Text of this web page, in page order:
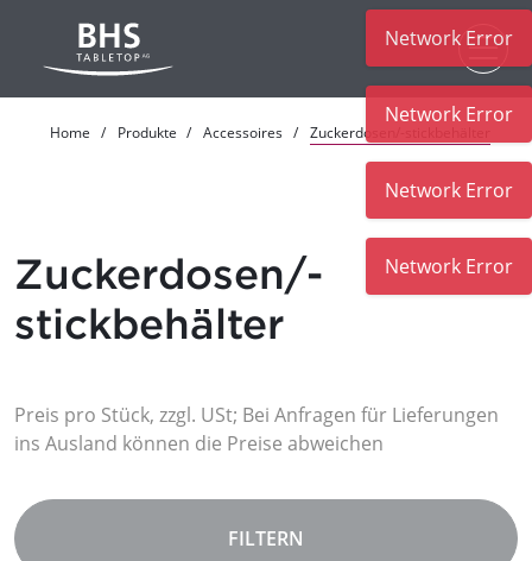
Home Produkte Accessoires Zuckerdosen/-stickbehälter
Zuckerdosen/-
stickbehälter
Preis pro Stück, zzgl. USt; Bei Anfragen für Lieferungen
ins Ausland können die Preise abweichen
FILTERN
Network Error
Network Error
Network Error
Network Error